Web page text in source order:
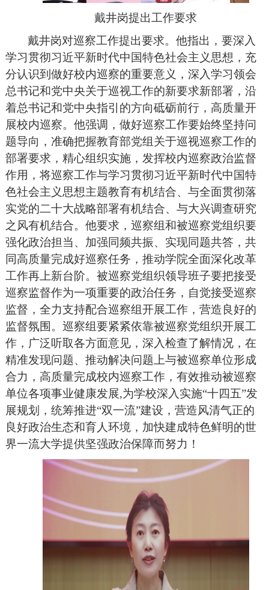
戴井岗提出工作要求
戴井岗对巡察工作提出要求。他指出，要深入
学习贯彻习近平新时代中国特色社会主义思想，充
分认识到做好校内巡察的重要意义，深入学习领会
总书记和党中央关于巡视工作的新要求新部署，沿
着总书记和党中央指引的方向砥砺前行，高质量开
展校内巡察。他强调，做好巡察工作要始终坚持问
题导向，准确把握教育部党组关于巡视巡察工作的
部署要求，精心组织实施，发挥校内巡察政治监督
作用， 将巡察工作与学习贯彻习近平新时代中国特
色社会主义思想主题教育有机结合、与全面贯彻落
实党的二十大战略部署有机结合、与大兴调查研究
之风有机结合。 他要求，巡察组和被巡察党组织要
强化政治担当、加强同频共振、实现同题共答，共
同高质量完成好巡察任务，推动学院全面深化改革
工作再上新台阶。 被巡察党组织领导班子要把接受
巡察监督作为一项重要的政治任务，自觉接受巡察
监督，全力支持配合巡察组开展工作，营造良好的
监督氛围。 巡察组要紧紧依靠被巡察党组织开展工
作，广泛听取各方面意见，深入检查了解情况，在
精准发现问题、推动解决问题上与被巡察单位形成
合力，高质量完成校内巡察工作，有效推动被巡察
单位各项事业健康发展,为学校深入实施“十四五”发
展规划，统筹推进“双一流”建设，营造风清气正的
良好政治生态和育人环境，加快建成特色鲜明的世
界一流大学提供坚强政治保障而努力！